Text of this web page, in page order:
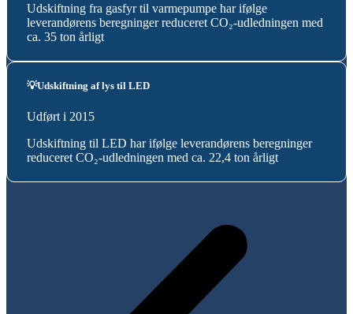
Udskiftning fra gasfyr til varmepumpe har ifølge
leverandørens beregninger reduceret CO₂-udledningen med
ca. 35 ton årligt
💡Udskiftning af lys til LED
Udført i 2015
Udskiftning til LED har ifølge leverandørens beregninger
reduceret CO₂-udledningen med ca. 22,4 ton årligt